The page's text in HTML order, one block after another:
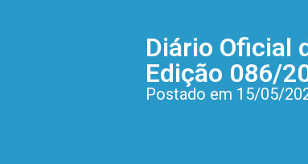
Diário Oficial
Edição 086/
Postado em 15/05/